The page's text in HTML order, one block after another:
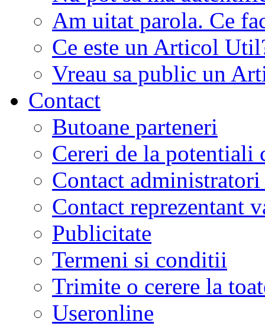
Am uitat parola. Ce
Ce este un Articol
Vreau sa public un
Contact
Butoane parteneri
Cereri de la potentiali
Contact
Contact reprezentant
Publicitate
Termeni si conditii
Trimite o cerere la
Useronline